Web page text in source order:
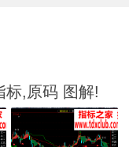
标,原码 图解!